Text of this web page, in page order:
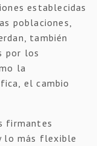
establecidas
poblaciones,
también
por los
la
el cambio
firmantes
lo más flexible